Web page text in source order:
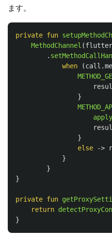
ます。
private fun
MethodChannel (
.
when
(call .
}
}
else
->
}
}
}
private fun
return
}